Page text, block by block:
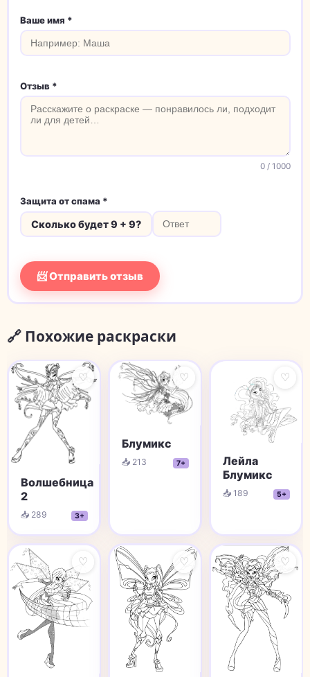
Ваше имя *
Отзыв *
0/ 1000
Защита от спама *
Сколько будет 9 + 9?
📨 Отправить отзыв
🔗 Похожие раскраски
♡
Волшебница
2
📥 289 3+
♡
Блумикс
📥 213 7+
♡
Лейла
Блумикс
📥 189 5+
♡ ♡ ♡